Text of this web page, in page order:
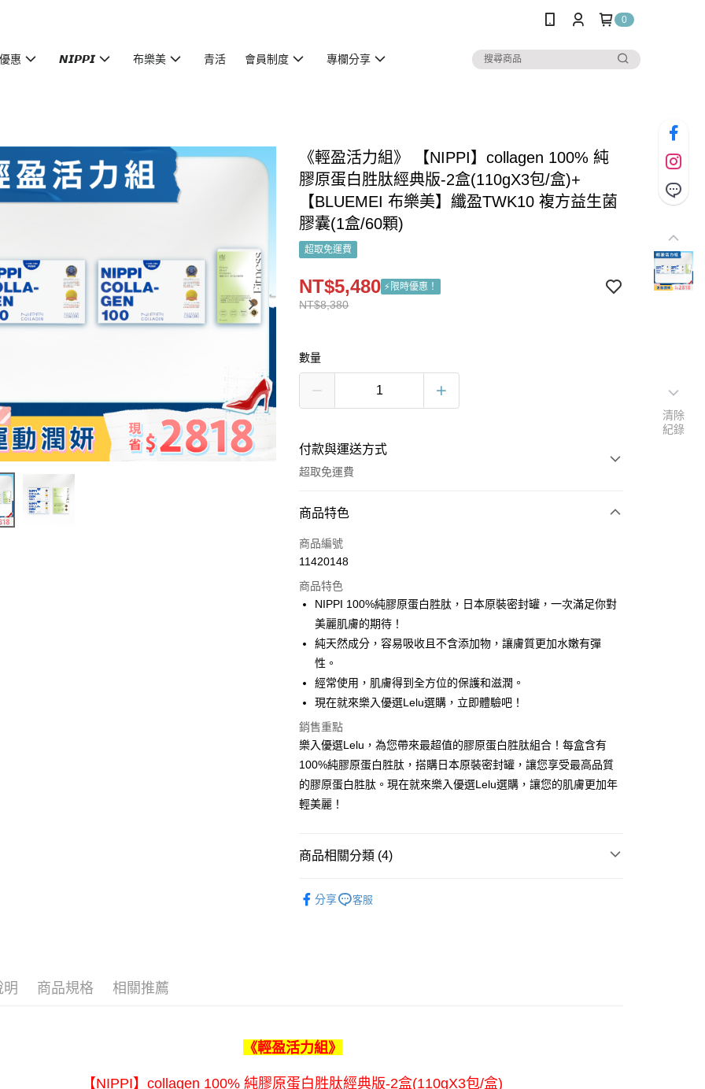
0
惠 𝙉𝙄𝙋𝙋𝙄 布樂美 青活 會員制度 專欄分享
《輕盈活力組》 【NIPPI】collagen 100% 純
膠原蛋白胜肽經典版-2盒(110gX3包/盒)+
【BLUEMEI 布樂美】纖盈TWK10 複方益生菌
膠囊(1盒/60顆)
超取免運費
NT$8,380
NT$5,480 ⚡️限時優惠！
數量
付款與運送方式
超取免運費
付款方式
信用卡一次付款
Apple Pay
街口支付
悠遊付
Google Pay
大哥付你分期
相關說明
【大哥付你分期使用說明】
1.本服務由台灣大哥大提供，台灣大哥大用戶可立即使用無須另外申請。
2.付款方式選擇「大哥付你分期」，訂單成立後會自動跳轉到大哥付的交易
3.實際核准額度、可分期數及費用金額請依後續交易確認頁面所載為準。
4.訂單成立30分鐘內，如未前往確認交易或遇審核未通過，訂單將自動取
無法說明評估內容。
【繳款方式說明】
2.基於同意付款使用「大哥付你分期」之契約關係目的，商店將以您的個人
用，由本公司與您本人進行分期帳單所需資料之確認、核對及更正。
ATM付款
免運費
免運費
商品特色
商品編號
11420148
商品特色
NIPPI 100%純膠原蛋白胜肽，日本原裝密封罐，一次滿足你對
美麗肌膚的期待！
純天然成分，容易吸收且不含添加物，讓膚質更加水嫩有彈
性。
經常使用，肌膚得到全方位的保護和滋潤。
現在就來樂入優選Lelu選購，立即體驗吧！
銷售重點
樂入優選Lelu，為您帶來最超值的膠原蛋白胜肽組合！每盒含有
100%純膠原蛋白胜肽，搭購日本原裝密封罐，讓您享受最高品質
的膠原蛋白胜肽。現在就來樂入優選Lelu選購，讓您的肌膚更加年
輕美麗！
商品相關分類 (4)
分享 客服
明 商品規格 相關推薦
《輕盈活力組》
【NIPPI】collagen 100% 純膠原蛋白胜肽經典版-2盒(110gX3包/盒)
清除
紀錄